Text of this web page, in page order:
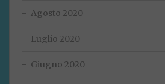
Agosto 2020
Luglio 2020
Giugno 2020